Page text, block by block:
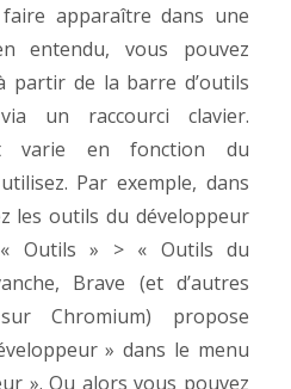
apparaître dans une
entendu, vous pouvez
partir de la barre d’outils
un raccourci clavier.
varie en fonction du
Par exemple, dans
les outils du développeur
Outils » > « Outils du
Brave (et d’autres
Chromium) propose
» dans le menu
».Ou alors vous pouvez